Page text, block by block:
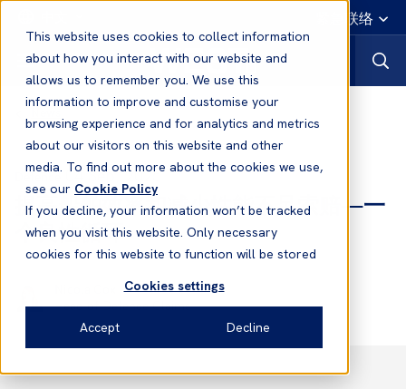
This website uses cookies to collect information
about how you interact with our website and
allows us to remember you. We use this
information to improve and customise your
browsing experience and for analytics and metrics
about our visitors on this website and other
media. To find out more about the cookies we use,
see our Cookie Policy
If you decline, your information won’t be tracked
when you visit this website. Only necessary
cookies for this website to function will be stored
Cookies settings
Accept Decline
紧急联络
News
Defence04 Sep, 2025
提高船舶效率和减少性能不足索赔—一
个良性循环
Head of Defence Claims